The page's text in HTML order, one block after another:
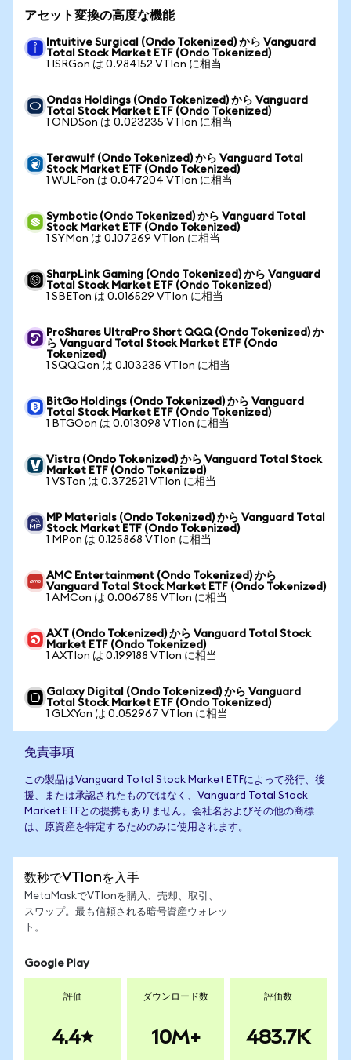
アセット変換の高度な機能
Intuitive Surgical (Ondo Tokenized) から Vanguard
Total Stock Market ETF (Ondo Tokenized)
1 ISRGon は 0.984152 VTIon に相当
Ondas Holdings (Ondo Tokenized) から Vanguard
Total Stock Market ETF (Ondo Tokenized)
1 ONDSon は 0.023235 VTIon に相当
Terawulf (Ondo Tokenized) から Vanguard Total
Stock Market ETF (Ondo Tokenized)
1 WULFon は 0.047204 VTIon に相当
Symbotic (Ondo Tokenized) から Vanguard Total
Stock Market ETF (Ondo Tokenized)
1 SYMon は 0.107269 VTIon に相当
SharpLink Gaming (Ondo Tokenized) から Vanguard
Total Stock Market ETF (Ondo Tokenized)
1 SBETon は 0.016529 VTIon に相当
ProShares UltraPro Short QQQ (Ondo Tokenized) か
ら Vanguard Total Stock Market ETF (Ondo
Tokenized)
1 SQQQon は 0.103235 VTIon に相当
BitGo Holdings (Ondo Tokenized) から Vanguard
Total Stock Market ETF (Ondo Tokenized)
1 BTGOon は 0.013098 VTIon に相当
Vistra (Ondo Tokenized) から Vanguard Total Stock
Market ETF (Ondo Tokenized)
1 VSTon は 0.372521 VTIon に相当
MP Materials (Ondo Tokenized) から Vanguard Total
Stock Market ETF (Ondo Tokenized)
1 MPon は 0.125868 VTIon に相当
AMC Entertainment (Ondo Tokenized) から
Vanguard Total Stock Market ETF (Ondo Tokenized)
1 AMCon は 0.006785 VTIon に相当
AXT (Ondo Tokenized) から Vanguard Total Stock
Market ETF (Ondo Tokenized)
1 AXTIon は 0.199188 VTIon に相当
Galaxy Digital (Ondo Tokenized) から Vanguard
Total Stock Market ETF (Ondo Tokenized)
1 GLXYon は 0.052967 VTIon に相当
免責事項
この製品はVanguard Total Stock Market ETFによって発行、後
援、または承認されたものではなく、Vanguard Total Stock
Market ETFとの提携もありません。会社名およびその他の商標
は、原資産を特定するためのみに使用されます。
数秒でVTIonを入手
MetaMaskでVTIonを購入、売却、取引、
スワップ。最も信頼される暗号資産ウォレッ
ト。
Google Play
評価
4.4
ダウンロード数
10M+
評価数
483.7K